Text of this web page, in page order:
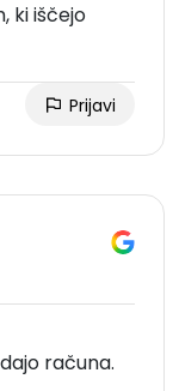
ki iščejo
Prijavi
računa.